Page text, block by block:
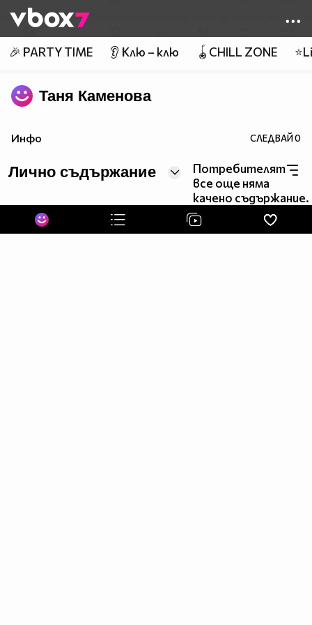
👾
🎉 PARTY TIME 👂 Клю – клю 🪀CHILL ZONE
Таня Каменова
Инфо СЛЕДВАЙ0
Лично съдържание
Потребителят
все още няма
качено съдържание.